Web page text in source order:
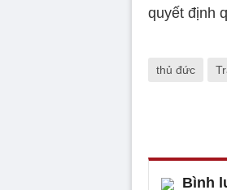
quyết định
thủ đức
Bình